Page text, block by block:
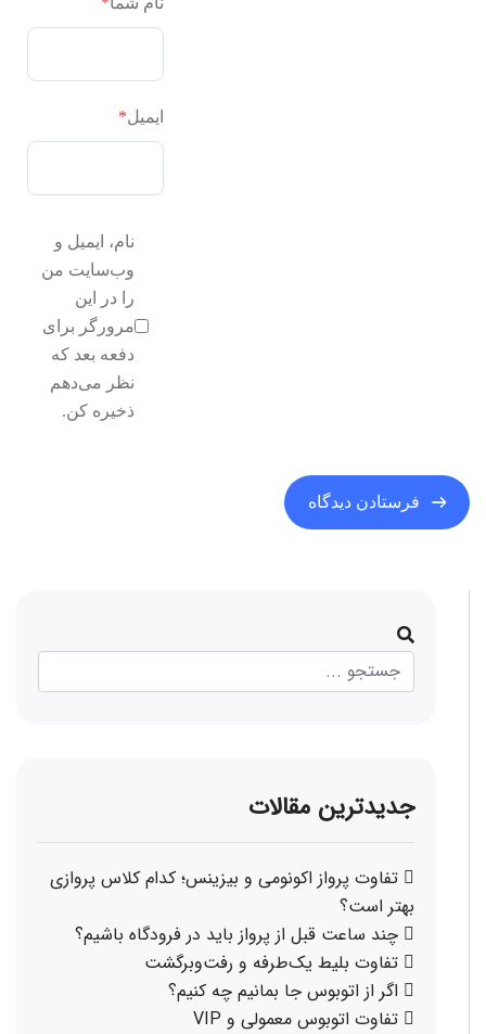
ایمیل*
نام، ایمیل و
وب‌سایت من
را در این
مرورگر برای
دفعه بعد که
نظر می‌دهم
ذخیره کن.
جدیدترین مقالات
تفاوت پرواز اکونومی و بیزینس؛ کدام کلاس پروازی
بهتر است؟
چند ساعت قبل از پرواز باید در فرودگاه باشیم؟
تفاوت بلیط یک‌طرفه و رفت‌وبرگشت
اگر از اتوبوس جا بمانیم چه کنیم؟
تفاوت اتوبوس معمولی و VIP